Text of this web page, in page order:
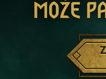
MOŻE